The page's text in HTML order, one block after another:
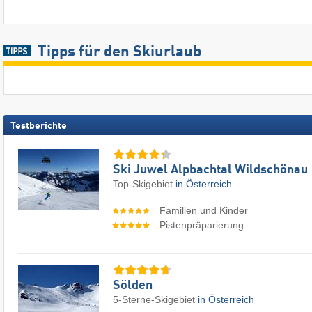
Tipps für den Skiurlaub
Testberichte
Ski Juwel Alpbachtal Wildschönau
Top-Skigebiet in Österreich
Familien und Kinder
Pistenpräparierung
Sölden
5-Sterne-Skigebiet in Österreich